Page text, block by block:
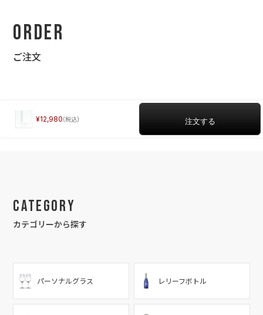
Order
ご注文
12,980
Category
カテゴリーから探す
パーソナルグラス レリーフボトル